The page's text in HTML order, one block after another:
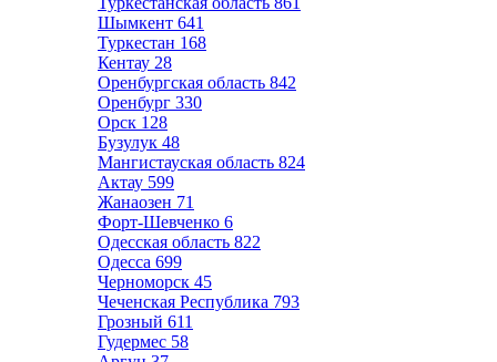
Шымкент 641
Туркестан 168
Кентау 28
Оренбургская область 842
Оренбург 330
Орск 128
Бузулук 48
Мангистауская область 824
Актау 599
Жанаозен 71
Форт-Шевченко 6
Одесская область 822
Одесса 699
Черноморск 45
Чеченская Республика 793
Грозный 611
Гудермес 58